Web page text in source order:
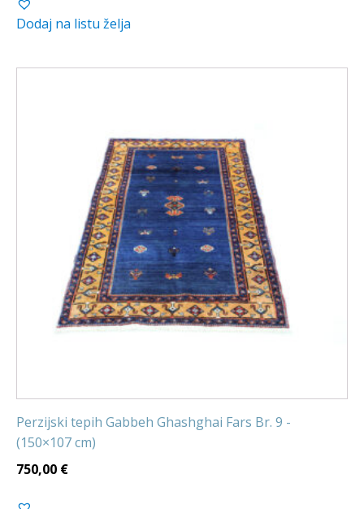
Dodaj na listu želja
Perzijski tepih Gabbeh Ghashghai Fars Br. 9 -
(150×107 cm)
750,00 €